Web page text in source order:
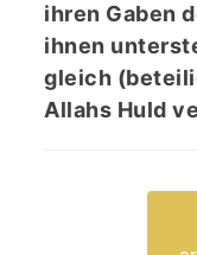
ihren Gaben
ihnen
gleich
Allahs Huld